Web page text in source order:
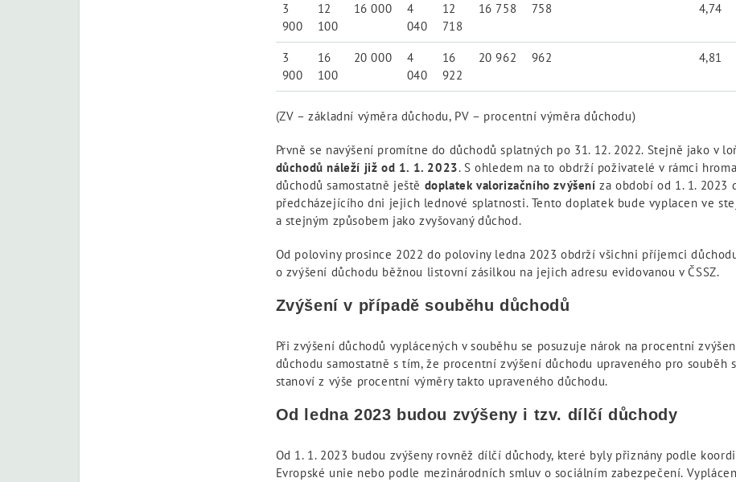
3
900
12
100
16 000
4
040
12
718
16 758 758 4,74
3
900
16
100
20 000
4
040
16
922
20 962 962 4,81
(ZV – základní výměra důchodu, PV – procentní výměra důchodu)
Prvně se navýšení promítne do důchodů splatných po 31. 12. 2022. Stejně jako v
důchodů náleží již od 1. 1. 2023. S ohledem na to obdrží poživatelé v rámci
důchodů samostatně ještě doplatek valorizačního zvýšení za období od 1. 1. 2023
předcházejícího dni jejich lednové splatnosti. Tento doplatek bude vyplacen ve
a stejným způsobem jako zvyšovaný důchod.
Od poloviny prosince 2022 do poloviny ledna 2023 obdrží všichni příjemci
o zvýšení důchodu běžnou listovní zásilkou na jejich adresu evidovanou v ČSSZ.
Zvýšení v případě souběhu důchodů
Při zvýšení důchodů vyplácených v souběhu se posuzuje nárok na procentní
důchodu samostatně s tím, že procentní zvýšení důchodu upraveného pro souběh
stanoví z výše procentní výměry takto upraveného důchodu.
Od ledna 2023 budou zvýšeny i tzv. dílčí důchody
Od 1. 1. 2023 budou zvýšeny rovněž dílčí důchody, které byly přiznány podle
Evropské unie nebo podle mezinárodních smluv o sociálním zabezpečení.